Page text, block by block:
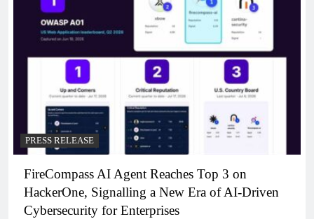
PRESS RELEASE
FireCompass AI Agent Reaches Top 3 on
HackerOne, Signalling a New Era of AI-Driven
Cybersecurity for Enterprises